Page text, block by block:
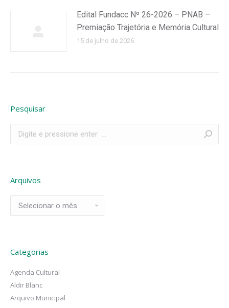
Edital Fundacc Nº 26-2026 – PNAB –
Premiação Trajetória e Memória Cultural
15 de julho de 2026
Pesquisar
Arquivos
Categorias
Agenda Cultural
Aldir Blanc
Arquivo Municipal